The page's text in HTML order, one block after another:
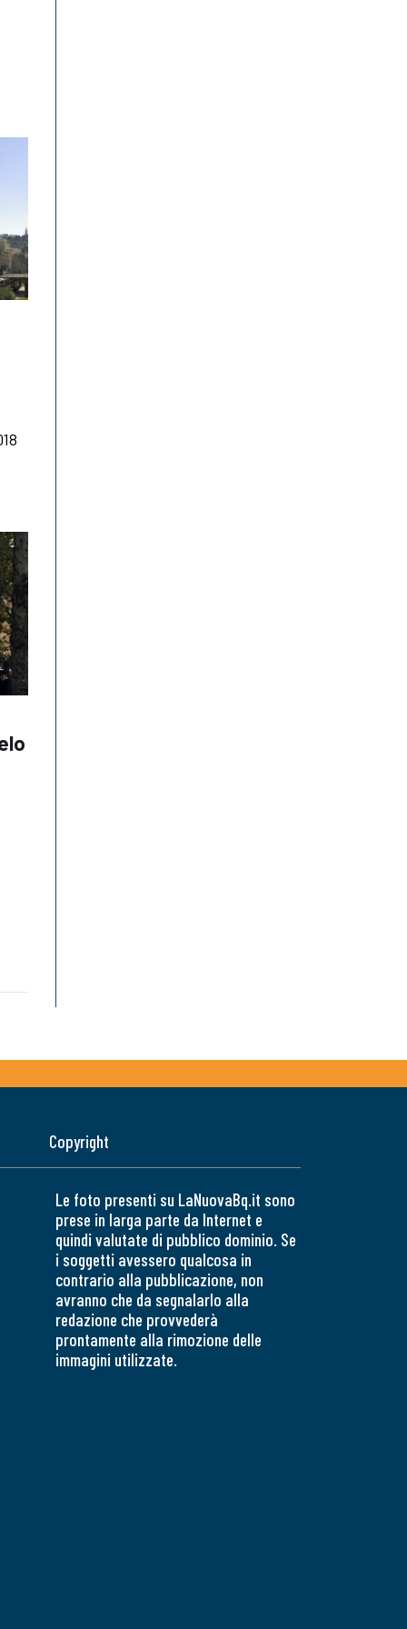
Copyright
Le foto presenti su LaNuovaBq.it sono
prese in larga parte da Internet e
quindi valutate di pubblico dominio. Se
i soggetti avessero qualcosa in
contrario alla pubblicazione, non
avranno che da segnalarlo alla
redazione che provvederà
prontamente alla rimozione delle
immagini utilizzate.